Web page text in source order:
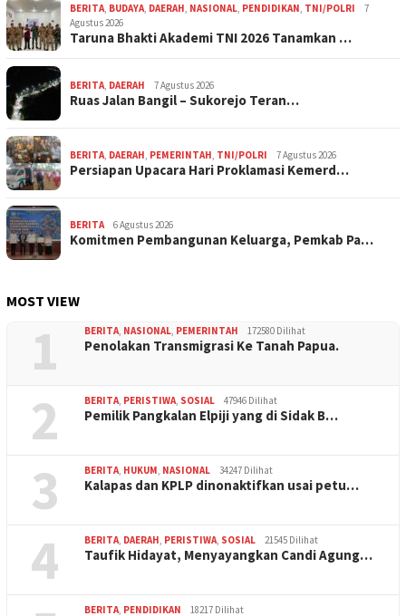
BERITA BUDAYA DAERAH NASIONAL PENDIDIKAN TNI/POLRI
7
Agustus 2026
Taruna Bhakti Akademi TNI 2026 Tanamkan …
BERITA DAERAH 7 Agustus 2026
Ruas Jalan Bangil – Sukorejo Teran…
BERITA DAERAH PEMERINTAH TNI/POLRI 7 Agustus 2026
Persiapan Upacara Hari Proklamasi Kemerd…
BERITA 6 Agustus 2026
Komitmen Pembangunan Keluarga, Pemkab Pa…
MOST VIEW
1 BERITA NASIONAL PEMERINTAH 172580 Dilihat
Penolakan Transmigrasi Ke Tanah Papua.
2 BERITA PERISTIWA SOSIAL 47946 Dilihat
Pemilik Pangkalan Elpiji yang di Sidak B…
3 BERITA HUKUM NASIONAL 34247 Dilihat
Kalapas dan KPLP dinonaktifkan usai petu…
4 BERITA DAERAH PERISTIWA SOSIAL 21545 Dilihat
Taufik Hidayat, Menyayangkan Candi Agung…
BERITA PENDIDIKAN 18217 Dilihat